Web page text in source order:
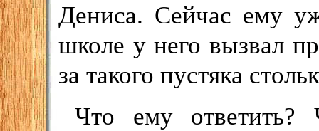
Дениса. Сейчас ему
школе у него вызвал
за такого пустяка
Что ему ответить?